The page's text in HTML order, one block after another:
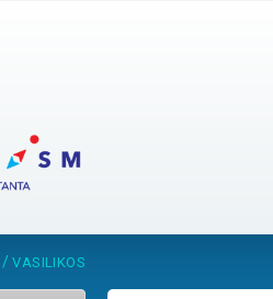
/VASILIKOS